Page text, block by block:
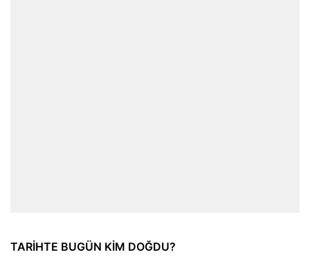
TARİHTE BUGÜN KİM DOĞDU?